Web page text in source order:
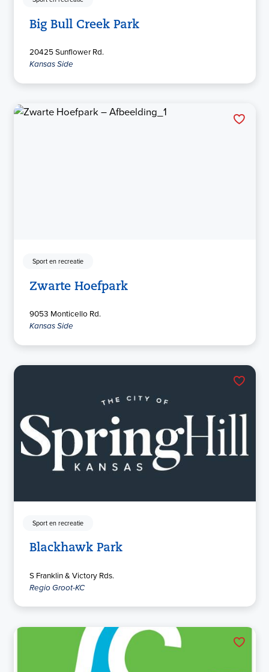
Big Bull Creek Park
20425 Sunflower Rd.
Kansas Side
Sport en recreatie
Zwarte Hoefpark
9053 Monticello Rd.
Kansas Side
Sport en recreatie
Blackhawk Park
S Franklin & Victory Rds.
Regio Groot-KC